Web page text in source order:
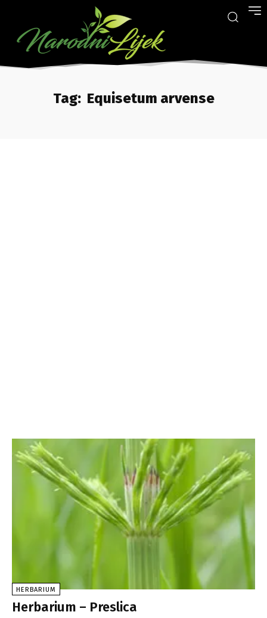
Tag: Equisetum arvense
HERBARIUM
Herbarium – Preslica